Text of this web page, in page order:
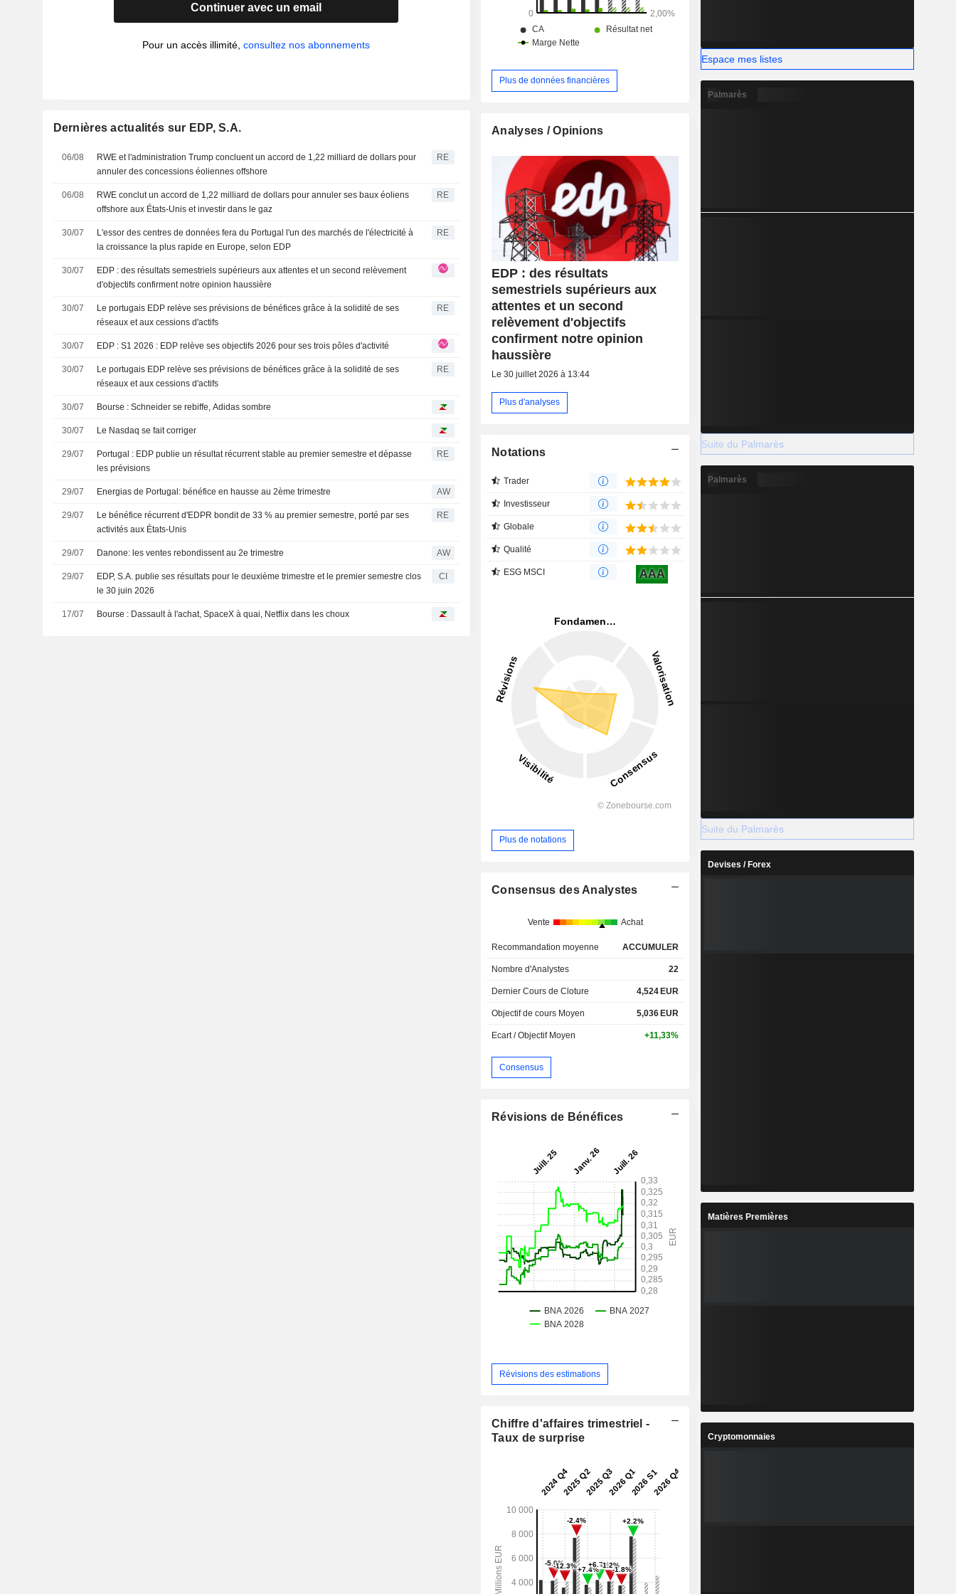
Continuer avec un email
Pour un accès illimité,consultez nos abonnements
Dernières actualités sur EDP, S.A.
06/08
RWE et l'administration Trump concluent un accord de 1,22 milliard de dollars pour
annuler des concessions éoliennes offshore
RE
06/08
RWE conclut un accord de 1,22 milliard de dollars pour annuler ses baux éoliens
offshore aux États-Unis et investir dans le gaz
RE
30/07
L'essor des centres de données fera du Portugal l'un des marchés de l'électricité à
la croissance la plus rapide en Europe, selon EDP
RE
30/07
EDP : des résultats semestriels supérieurs aux attentes et un second relèvement
d'objectifs confirment notre opinion haussière
30/07
Le portugais EDP relève ses prévisions de bénéfices grâce à la solidité de ses
réseaux et aux cessions d'actifs
RE
30/07 EDP : S1 2026 : EDP relève ses objectifs 2026 pour ses trois pôles d'activité
30/07
Le portugais EDP relève ses prévisions de bénéfices grâce à la solidité de ses
réseaux et aux cessions d'actifs
RE
30/07 Bourse : Schneider se rebiffe, Adidas sombre
30/07 Le Nasdaq se fait corriger
29/07
Portugal : EDP publie un résultat récurrent stable au premier semestre et dépasse
les prévisions
RE
29/07 Energias de Portugal: bénéfice en hausse au 2ème trimestre AW
29/07
Le bénéfice récurrent d'EDPR bondit de 33 % au premier semestre, porté par ses
activités aux États-Unis
RE
29/07 Danone: les ventes rebondissent au 2e trimestre AW
29/07
EDP, S.A. publie ses résultats pour le deuxième trimestre et le premier semestre clos
le 30 juin 2026
CI
17/07 Bourse : Dassault à l'achat, SpaceX à quai, Netflix dans les choux
Plus de données financières
Analyses / Opinions
EDP : des résultats
semestriels supérieurs aux
attentes et un second
relèvement d'objectifs
confirment notre opinion
haussière
Le 30 juillet 2026 à 13:44
Plus d'analyses
Notations
Trader
Investisseur
Globale
Qualité
ESG MSCI AAA
Plus de notations
Consensus des Analystes
Vente Achat
Recommandation moyenne ACCUMULER
Nombre d'Analystes 22
Dernier Cours de Cloture 4,524 EUR
Objectif de cours Moyen 5,036 EUR
Ecart / Objectif Moyen +11,33%
Consensus
Révisions de Bénéfices
Révisions des estimations
Chiffre d'affaires trimestriel -
Taux de surprise
Espace mes listes
Palmarès
Suite du Palmarès
Palmarès
Suite du Palmarès
Devises / Forex
Matières Premières
Cryptomonnaies